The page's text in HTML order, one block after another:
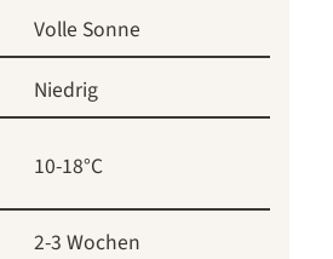
Volle Sonne
Niedrig
10-18°C
2-3 Wochen